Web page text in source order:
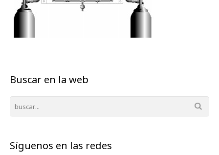
Buscar en la web
Síguenos en las redes